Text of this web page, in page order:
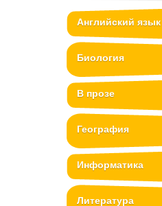
Английский язык
Биология
В прозе
География
Информатика
Литература